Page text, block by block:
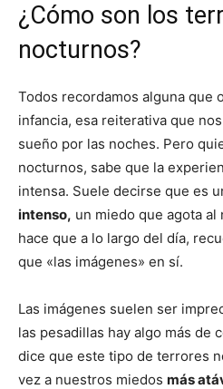
¿Cómo son los
nocturnos?
Todos recordamos alguna que
infancia, esa reiterativa que
sueño por las noches. Pero
nocturnos, sabe que la
intensa. Suele decirse que es
intenso, un miedo que agota
hace que a lo largo del día,
que «las imágenes» en sí.
Las imágenes suelen ser
las pesadillas hay algo más de
dice que este tipo de terrores
vez a nuestros miedos más